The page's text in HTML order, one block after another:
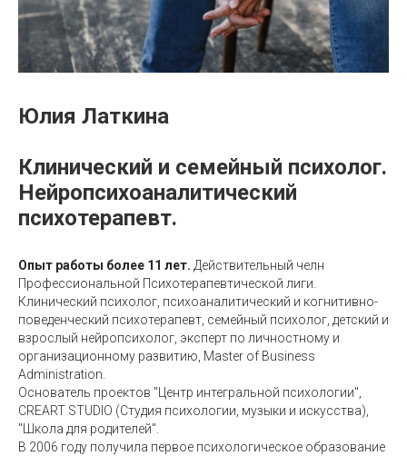
Юлия Латкина
Клинический и семейный психолог.
Нейропсихоаналитический
психотерапевт.
Опыт работы более 11 лет. Действительный челн
Профессиональной Психотерапевтической лиги.
Клинический психолог, психоаналитический и когнитивно-
поведенческий психотерапевт, семейный психолог, детский и
взрослый нейропсихолог, эксперт по личностному и
организационному развитию, Master of Business
Administration.
Основатель проектов "Центр интегральной психологии",
CREART STUDIO (Студия психологии, музыки и искусства),
"Школа для родителей".
В 2006 году получила первое психологическое образование